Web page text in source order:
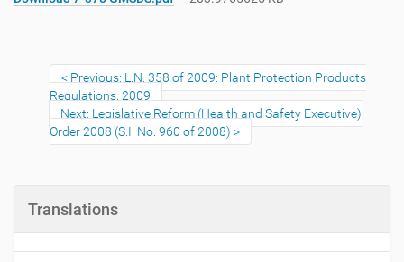
Previous: L.N. 358 of 2009: Plant Protection Products
Regulations, 2009
Next: Legislative Reform (Health and Safety Executive)
Order 2008 (S.I. No. 960 of 2008)
Translations